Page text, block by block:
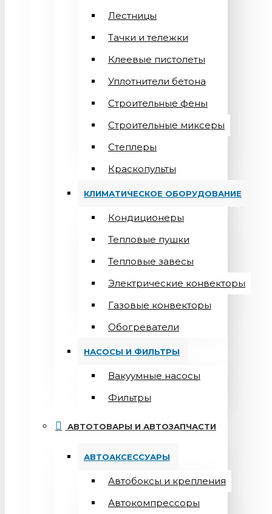
Лестницы
Тачки и тележки
Клеевые пистолеты
Уплотнители бетона
Строительные фены
Строительные миксеры
Степлеры
Краскопульты
КЛИМАТИЧЕСКОЕ ОБОРУДОВАНИЕ
Кондиционеры
Teпловые пушки
Тепловые завесы
Электрические конвекторы
Газовые конвекторы
Обогреватели
НАСОСЫ И ФИЛЬТРЫ
Вакуумные насосы
Фильтры
АВТОТОВАРЫ И АВТОЗАПЧАСТИ
АВТОАКСЕССУАРЫ
Автобоксы и крепления
Автокомпрессоры